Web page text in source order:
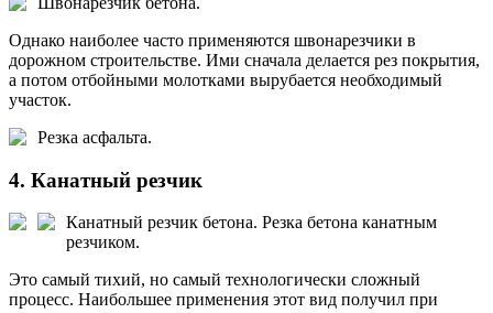
Однако наиболее часто применяются швонарезчики в
дорожном строительстве. Ими сначала делается рез покрытия,
а потом отбойными молотками вырубается необходимый
участок.
Резка асфальта.
4. Канатный резчик
Канатный резчик бетона. Резка бетона канатным
резчиком.
Это самый тихий, но самый технологически сложный
процесс. Наибольшее применения этот вид получил при